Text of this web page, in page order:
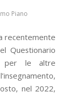
Piano
recentemente
Questionario
per le altre
nel 2022,